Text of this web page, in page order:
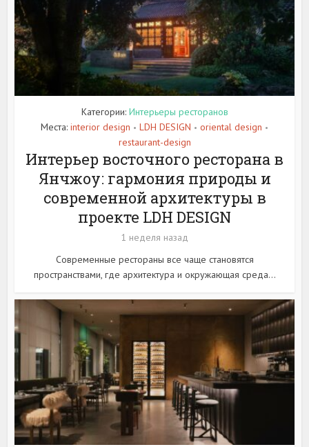
Категории: Интерьеры ресторанов
Места: interior design • LDH DESIGN • oriental design •
restaurant-design
Интерьер восточного ресторана в
Янчжоу: гармония природы и
современной архитектуры в
проекте LDH DESIGN
1 неделя назад
Современные рестораны все чаще становятся
пространствами, где архитектура и окружающая среда...